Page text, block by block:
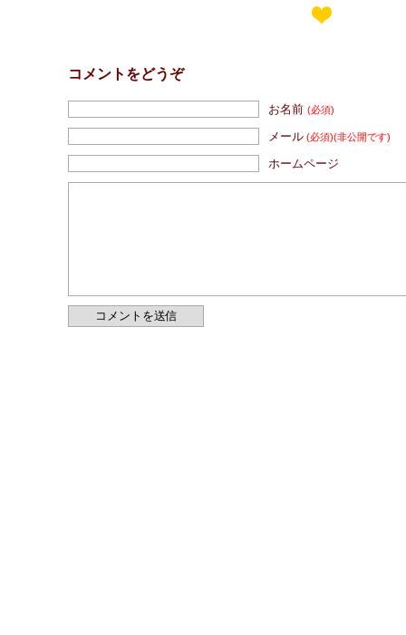
コメントをどうぞ
お名前(必須)
メール (必須)(非公開です)
ホームページ